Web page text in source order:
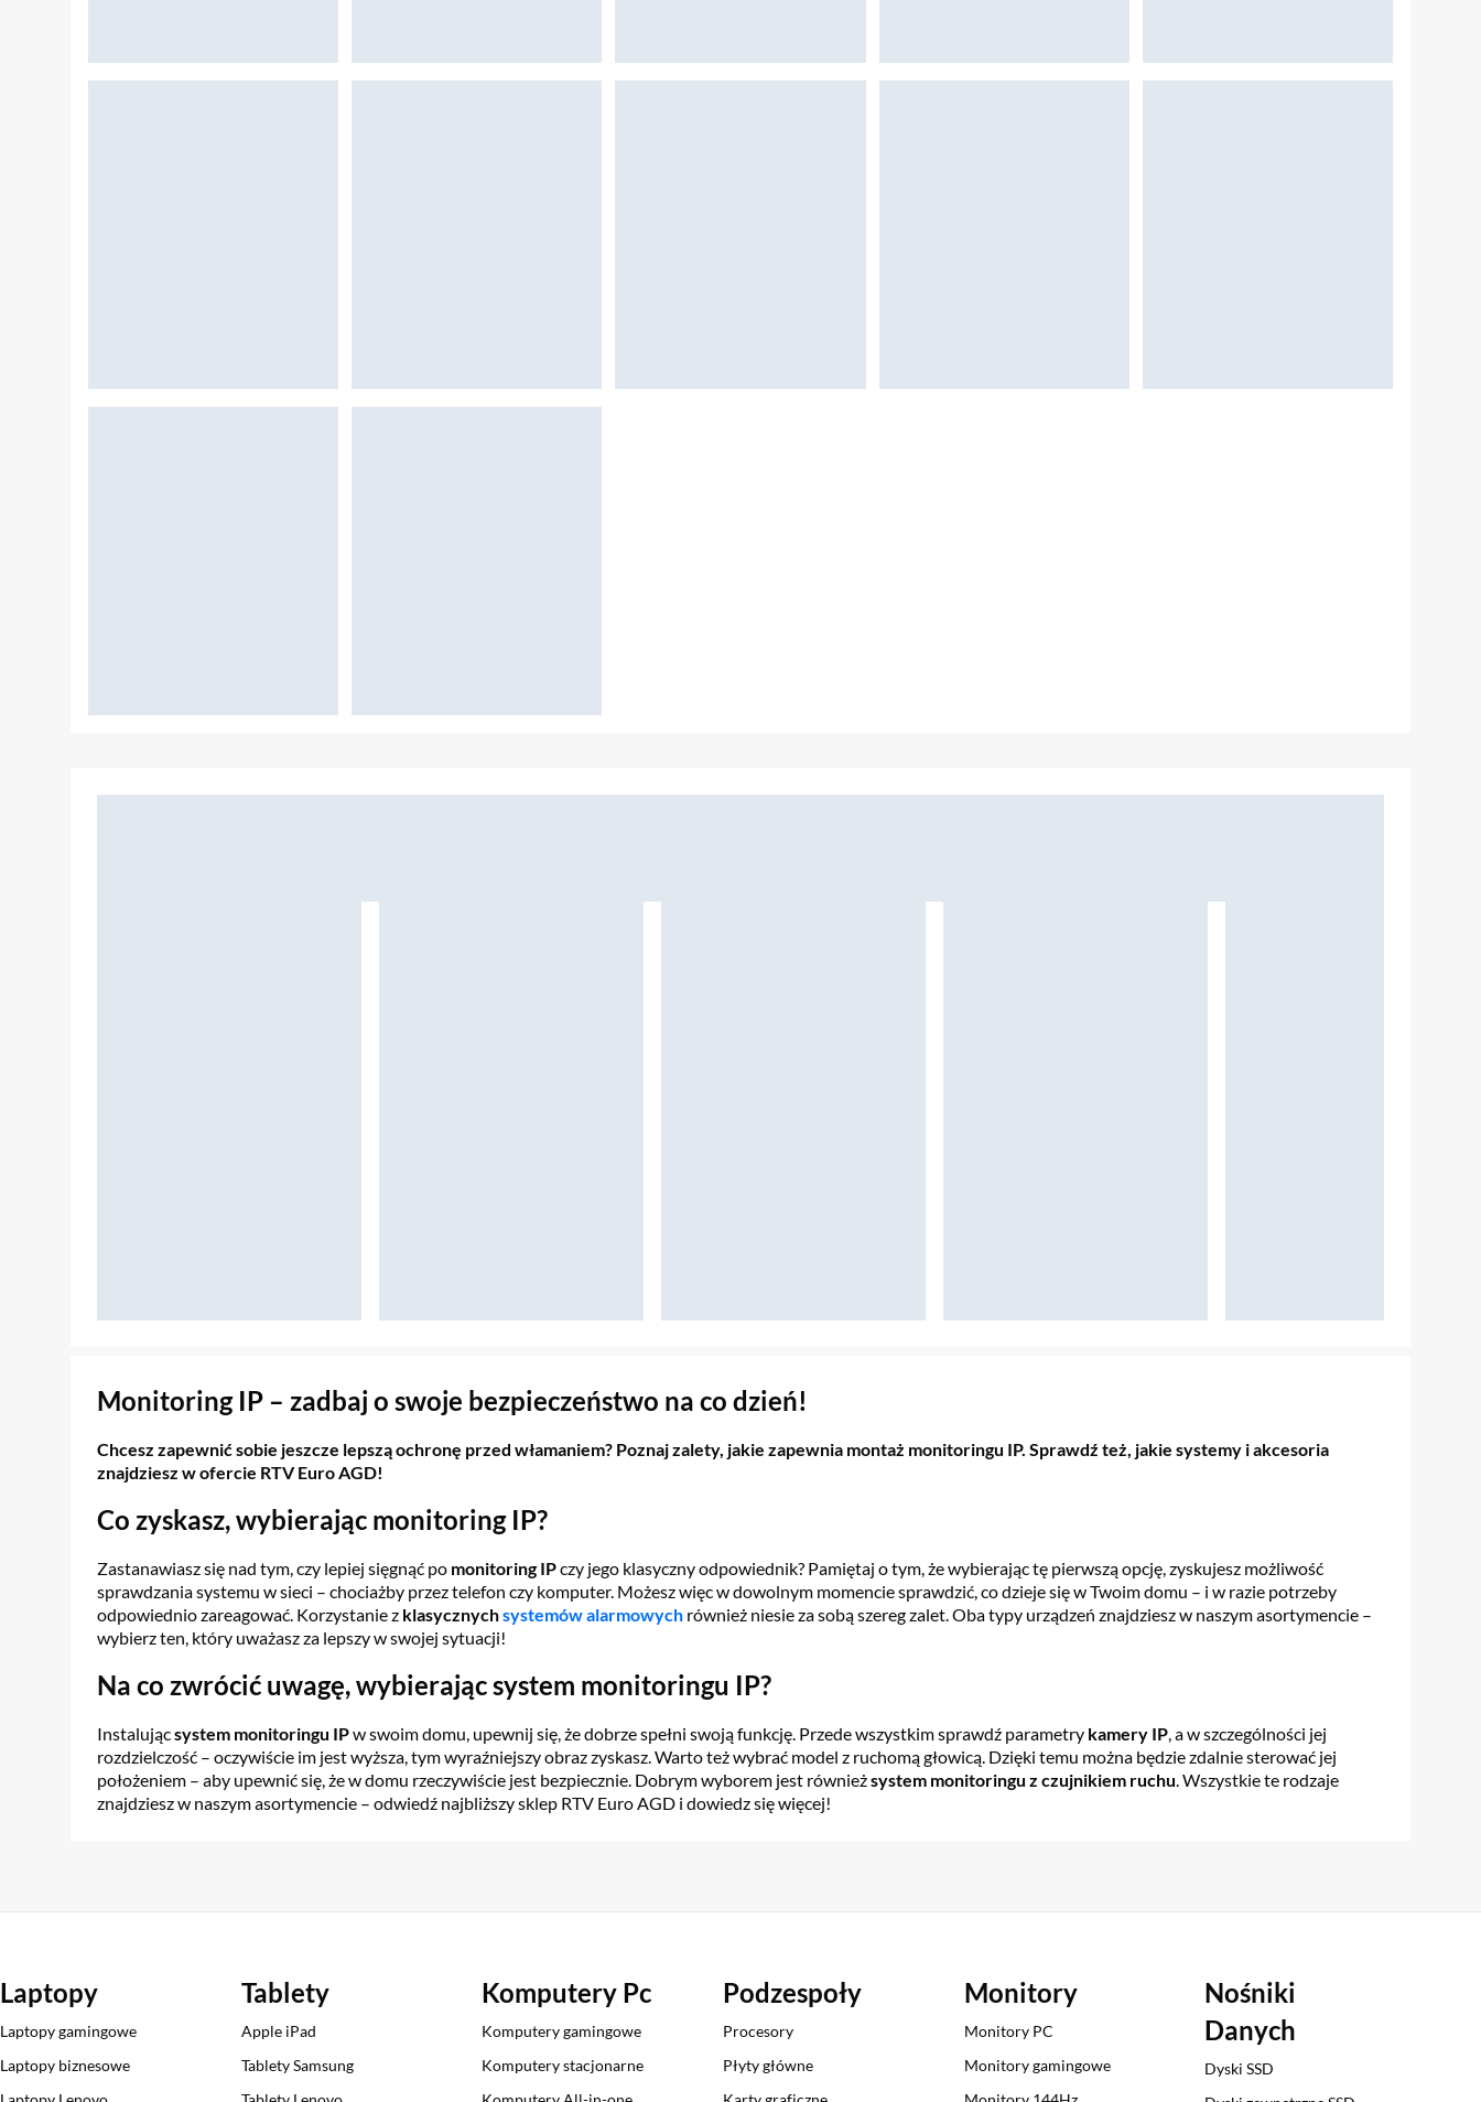
Monitoring IP – zadbaj o swoje bezpieczeństwo na co dzień!
Chcesz zapewnić sobie jeszcze lepszą ochronę przed włamaniem? Poznaj zalety, jakie zapewnia montaż monitoringu IP. Sprawdź też, jakie systemy i akcesoria
znajdziesz w ofercie RTV Euro AGD!
Co zyskasz, wybierając monitoring IP?
Zastanawiasz się nad tym, czy lepiej sięgnąć po monitoring IPczy jego klasyczny odpowiednik? Pamiętaj o tym, że wybierając tę pierwszą opcję, zyskujesz możliwość
sprawdzania systemu w sieci – chociażby przez telefon czy komputer. Możesz więc w dowolnym momencie sprawdzić, co dzieje się w Twoim domu – i w razie potrzeby
odpowiednio zareagować. Korzystanie z klasycznychsystemów alarmowych również niesie za sobą szereg zalet. Oba typy urządzeń znajdziesz w naszym asortymencie –
wybierz ten, który uważasz za lepszy w swojej sytuacji!
Na co zwrócić uwagę, wybierając system monitoringu IP?
Instalującsystem monitoringu IPw swoim domu, upewnij się, że dobrze spełni swoją funkcję. Przede wszystkim sprawdź parametry kamery IP, a w szczególności jej
rozdzielczość – oczywiście im jest wyższa, tym wyraźniejszy obraz zyskasz. Warto też wybrać model z ruchomą głowicą. Dzięki temu można będzie zdalnie sterować jej
położeniem – aby upewnić się, że w domu rzeczywiście jest bezpiecznie. Dobrym wyborem jest równieżsystem monitoringu z czujnikiem ruchu. Wszystkie te rodzaje
znajdziesz w naszym asortymencie – odwiedź najbliższy sklep RTV Euro AGD i dowiedz się więcej!
Laptopy
Laptopy gamingowe
Laptopy biznesowe
Tablety
Apple iPad
Tablety Samsung
Komputery Pc
Komputery gamingowe
Komputery stacjonarne
Podzespoły
Procesory
Płyty główne
Monitory
Monitory PC
Monitory gamingowe
Nośniki
Danych
Dyski SSD